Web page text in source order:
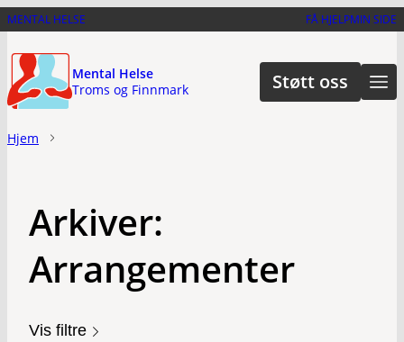
Hopp
hovedinnhold
MENTAL HELSE FÅ HJELPMIN SIDE
Mental Helse
Troms og Finnmark
Støtt oss
Hjem
Arkiver:
Arrangementer
Vis filtre